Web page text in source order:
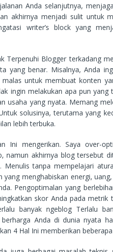
Anda selanjutnya,
akhirnya menjadi sulit untuk
writer’s block yang
Terpenuhi Blogger terkadang
yang benar. Misalnya, Anda
untuk membuat konten
ingin melakukan apa pun
usaha yang nyata. Memang
solusinya, terutama yang
lebih terbuka.
Ini mengerikan. Saya over-
namun akhirnya blog tersebut
Menulis tanpa mempelajari
yang menghabiskan energi,
Pengoptimalan yang
skor Anda pada
banyak ngeblog Terlalu
berharga Anda di dunia nyata
4 Hal Ini memberikan